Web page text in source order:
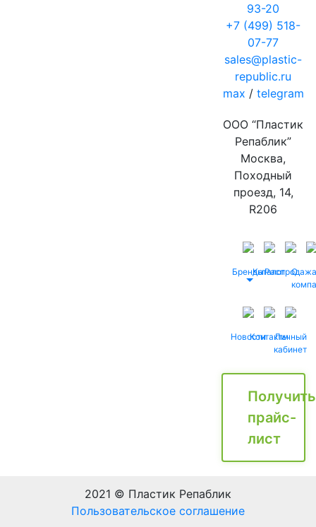
93-20
+7 (499) 518-
07-77
sales@plastic-
republic.ru
max / telegram
ООО “Пластик
Репаблик”
Москва,
Походный
проезд, 14,
R206
БрендыКаталог
Распродажа
О
НовостиКонтактыЛичный
кабинет
Получить
прайс-
лист
2021 © Пластик Репаблик
Пользовательское соглашение